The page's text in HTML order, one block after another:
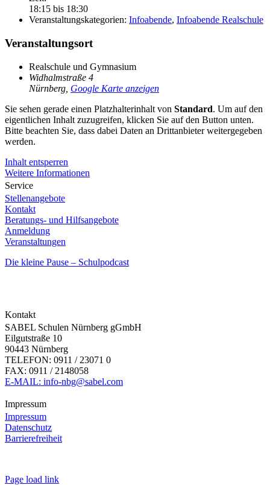
18:15 bis 18:30
Veranstaltungskategorien: Infoabende, Infoabende Realschule
Veranstaltungsort
Realschule und Gymnasium
Widhalmstraße 4
Nürnberg Google Karte anzeigen
Sie sehen gerade einen Platzhalterinhalt von Standard. Um auf den
eigentlichen Inhalt zuzugreifen, klicken Sie auf den Button unten.
Bitte beachten Sie, dass dabei Daten an Drittanbieter weitergegeben
werden.
Inhalt entsperren
Weitere Informationen
Service
Stellenangebote
Kontakt
Beratungs- und Hilfsangebote
Anmeldung
Veranstaltungen
Die kleine Pause – Schulpodcast
Kontakt
SABEL Schulen Nürnberg gGmbH
Eilgutstraße 10
90443 Nürnberg
TELEFON: 0911 / 23071 0
FAX: 0911 / 2148058
E-MAIL: info-nbg@sabel.com
Impressum
Impressum
Datenschutz
Barrierefreiheit
Page load link